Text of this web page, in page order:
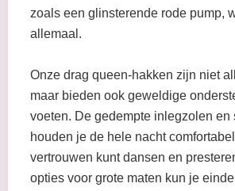
zoals een glinsterende rode pump,
allemaal.
Onze drag queen-hakken zijn niet
maar bieden ook geweldige
voeten. De gedempte inlegzolen en
houden je de hele nacht
vertrouwen kunt dansen en
opties voor grote maten kun je